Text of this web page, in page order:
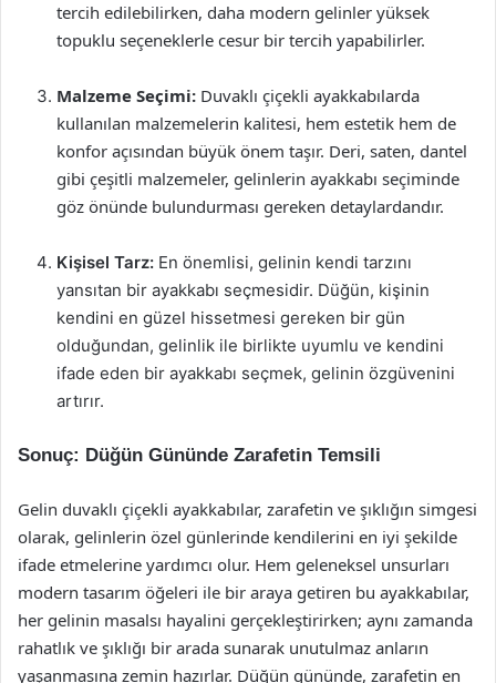
tercih edilebilirken, daha modern gelinler yüksek
topuklu seçeneklerle cesur bir tercih yapabilirler.
Malzeme Seçimi: Duvaklı çiçekli ayakkabılarda
kullanılan malzemelerin kalitesi, hem estetik hem de
konfor açısından büyük önem taşır. Deri, saten, dantel
gibi çeşitli malzemeler, gelinlerin ayakkabı seçiminde
göz önünde bulundurması gereken detaylardandır.
Kişisel Tarz: En önemlisi, gelinin kendi tarzını
yansıtan bir ayakkabı seçmesidir. Düğün, kişinin
kendini en güzel hissetmesi gereken bir gün
olduğundan, gelinlik ile birlikte uyumlu ve kendini
ifade eden bir ayakkabı seçmek, gelinin özgüvenini
artırır.
Sonuç: Düğün Gününde Zarafetin Temsili
Gelin duvaklı çiçekli ayakkabılar, zarafetin ve şıklığın simgesi
olarak, gelinlerin özel günlerinde kendilerini en iyi şekilde
ifade etmelerine yardımcı olur. Hem geleneksel unsurları
modern tasarım öğeleri ile bir araya getiren bu ayakkabılar,
her gelinin masalsı hayalini gerçekleştirirken; aynı zamanda
rahatlık ve şıklığı bir arada sunarak unutulmaz anların
yaşanmasına zemin hazırlar. Düğün gününde, zarafetin en